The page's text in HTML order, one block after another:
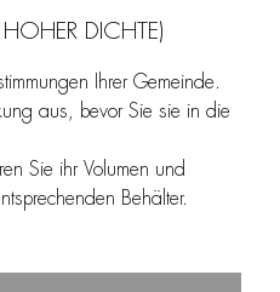
HOHER DICHTE)
Ihrer Gemeinde.
aus, bevor Sie sie in die
Sie ihr Volumen und
Behälter.